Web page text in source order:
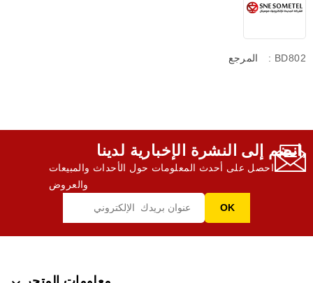
المرجع : BD802
انضم إلى النشرة الإخبارية لدينا,
احصل على أحدث المعلومات حول الأحداث والمبيعات
والعروض